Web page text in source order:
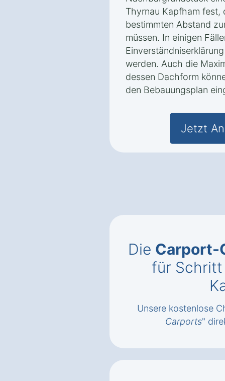
Thyrnau Kapfham fest,
bestimmten Abstand
müssen. In einigen
werden. Auch die
dessen Dachform
den Bebauungsplan
Jetzt
Die Carport-
für
Unsere kostenlose
Carports"